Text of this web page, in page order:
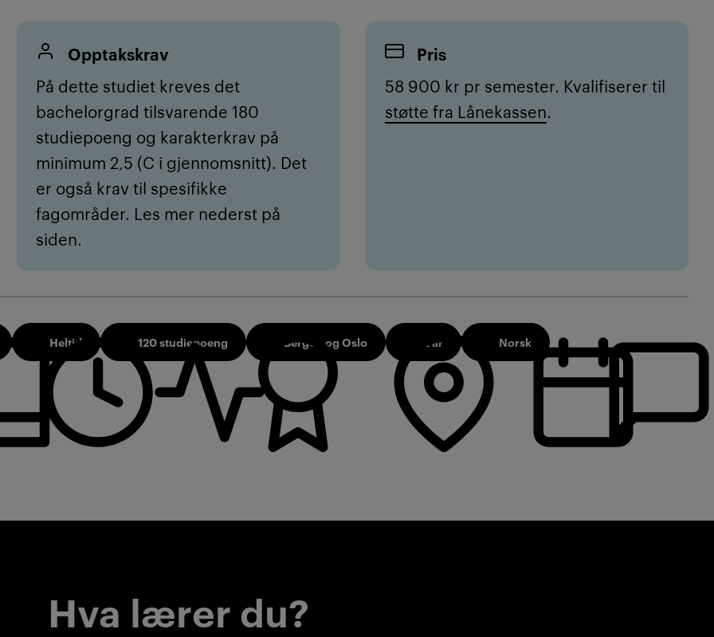
Opptakskrav
På dette studiet kreves det
bachelorgrad tilsvarende 180
studiepoeng og karakterkrav på
minimum 2,5 (C i gjennomsnitt). Det
er også krav til spesifikke
fagområder. Les mer nederst på
siden.
Pris
58 900 kr pr semester. Kvalifiserer til
støtte fra Lånekassen.
Heltid 120 studiepoeng Bergen og Oslo 2 år Norsk
Hva lærer du?